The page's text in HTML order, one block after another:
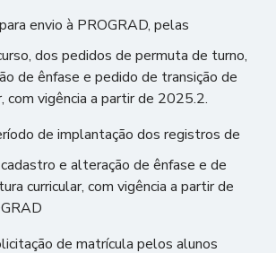
envio à PROGRAD, pelas
dos pedidos de permuta de turno,
de ênfase e pedido de transição de
com vigência a partir de 2025.2.
de implantação dos registros de
e alteração de ênfase e de
curricular, com vigência a partir de
de matrícula pelos alunos